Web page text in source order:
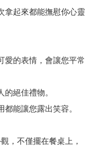
拿起來都能撫慰你心靈
愛的表情，會讓您平常
絕佳禮物。
能讓您露出笑容。
，不僅擺在餐桌上，